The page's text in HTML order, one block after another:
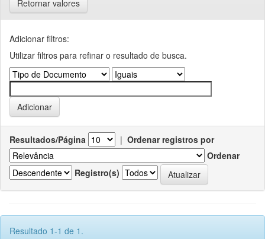
Retornar valores
Adicionar filtros:
Utilizar filtros para refinar o resultado de busca.
Resultados/Página | Ordenar registros por
Ordenar
Registro(s)
Resultado 1-1 de 1.